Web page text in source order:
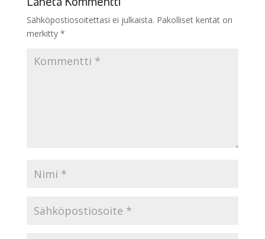
Sähköpostiosoitettasi ei julkaista. Pakolliset kentät on
merkitty *